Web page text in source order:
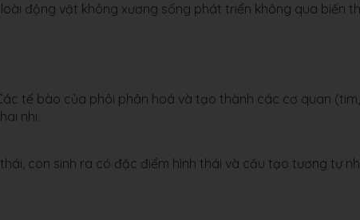
động vật không xương sống phát triển không qua biến
tế bào của phôi phân hoá và tạo thành các cơ quan (tim,
nhi.
con sinh ra có đặc điểm hình thái và cấu tạo tương tự